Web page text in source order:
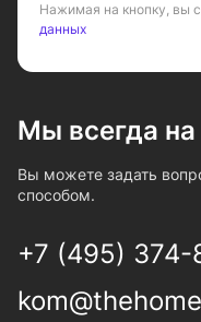
Нажимая на кнопку, вы
данных
Мы всегда на
Вы можете задать
способом.
+7 (495) 374-